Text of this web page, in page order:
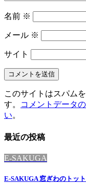
名前 ※
メール ※
サイト
このサイトはスパム
す。
コメントデータ
い。
最近の投稿
E-SAKUGA
E-SAKUGA 窓ぎわのトッ